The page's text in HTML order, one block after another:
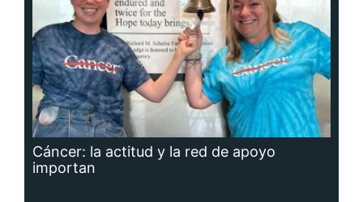
Cáncer: la actitud y la red de apoyo
importan